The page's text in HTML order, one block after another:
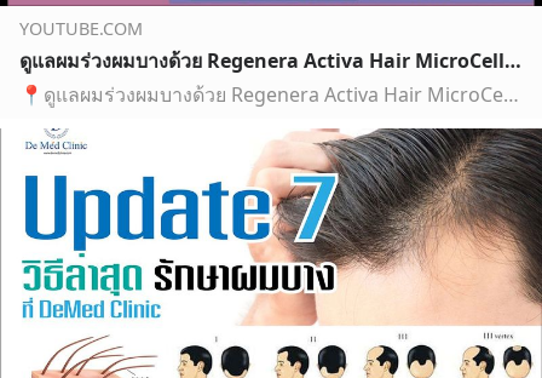
YOUTUBE.COM
ดูแลผมร่วงผมบางด้วย Regenera Activa Hair MicroCell Transplantation มีหลักการและขั้นตอนอย่างไร
📍ดูแลผมร่วงผมบางด้วย Regenera Activa Hair MicroCell Transplantation มีหลักการและขั้นตอนอย่างไร?การปลูกผมด้วย Regenera Activa Hair StemCell Transplantation P...